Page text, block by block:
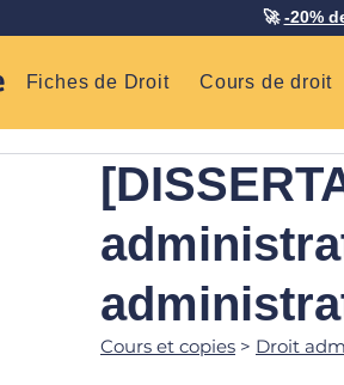
🚀-20%
Fiches de Droit Cours de droit
Cours et copies > Droit